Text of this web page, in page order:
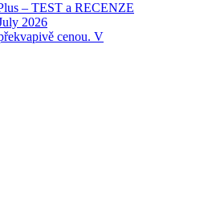
– TEST a RECENZE
2026
cenou. V